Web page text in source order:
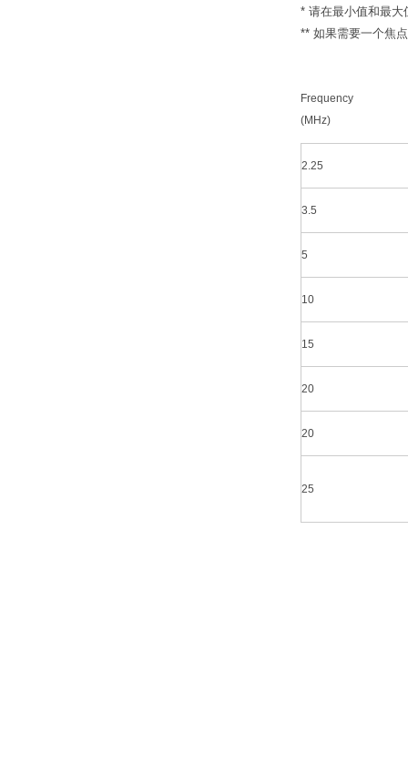
* 请在最小值和最
** 如果需要一个焦
Frequency
(MHz)
2.25
3.5
5
10
15
20
20
25